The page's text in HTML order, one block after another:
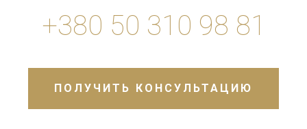
+380 50 310 98 81
ПОЛУЧИТЬ КОНСУЛЬТАЦИЮ